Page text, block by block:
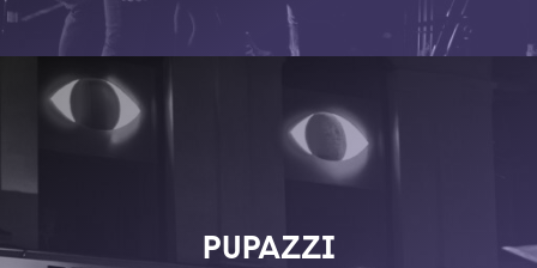
PUPAZZI